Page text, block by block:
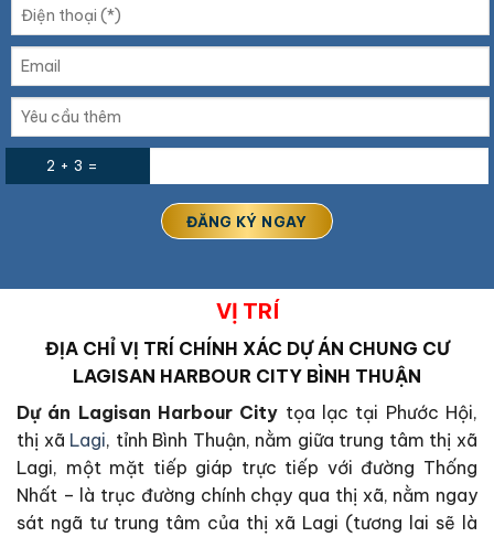
2 + 3 =
VỊ TRÍ
ĐỊA CHỈ VỊ TRÍ CHÍNH XÁC DỰ ÁN CHUNG CƯ
LAGISAN HARBOUR CITY BÌNH THUẬN
Dự án Lagisan Harbour City tọa lạc tại Phước Hội,
thị xã Lagi, tỉnh Bình Thuận, nằm giữa trung tâm thị xã
Lagi, một mặt tiếp giáp trực tiếp với đường Thống
Nhất – là trục đường chính chạy qua thị xã, nằm ngay
sát ngã tư trung tâm của thị xã Lagi (tương lai sẽ là